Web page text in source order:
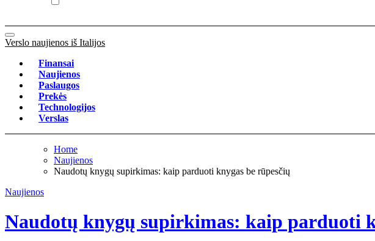
Verslo naujienos iš Italijos
Finansai
Naujienos
Paslaugos
Prekės
Technologijos
Verslas
Home
Naujienos
Naudotų knygų supirkimas: kaip parduoti knygas be rūpesčių
Naujienos
Naudotų knygų supirkimas: kaip parduoti